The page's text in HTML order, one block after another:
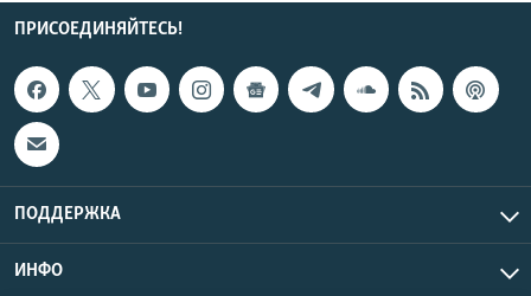
ПРИСОЕДИНЯЙТЕСЬ!
ПОДДЕРЖКА
ИНФО